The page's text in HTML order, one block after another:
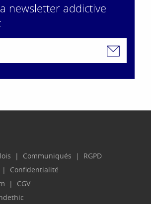
newsletter addictive
Communiqués
RGPD
Confidentialité
CGV